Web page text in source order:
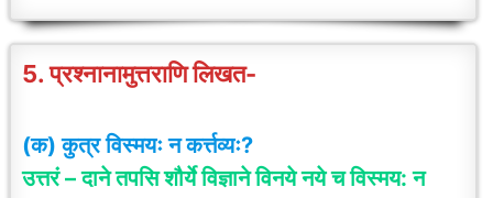
5. प्रश्नानामुत्तराणि लिखत-
(क) कुत्र विस्मयः न कर्त्तव्यः?
उत्तरं –दाने तपसि शौर्ये विज्ञाने विनये नये चविस्मय: न